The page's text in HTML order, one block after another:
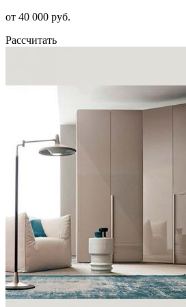
от 40 000 руб.
Рассчитать